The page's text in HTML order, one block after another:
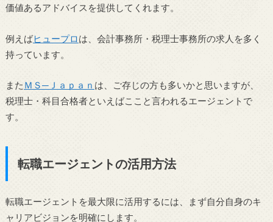
価値あるアドバイスを提供してくれます。
例えばヒュープロは、会計事務所・税理士事務所の求人を多く
持っています。
また ＭＳ─Ｊａｐａｎ は、ご存じの方も多いかと思いますが、
税理士・科目合格者といえばここと言われるエージェントで
す。
転職エージェントの活用方法
転職エージェントを最大限に活用するには、まず自分自身のキ
ャリアビジョンを明確にします。